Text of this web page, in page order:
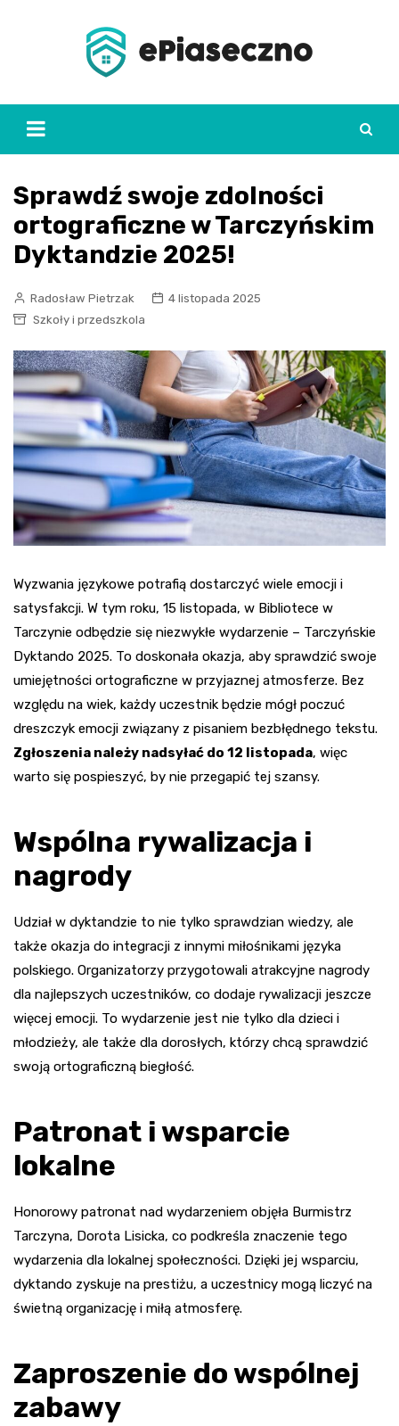
Sprawdź swoje zdolności
ortograficzne w Tarczyńskim
Dyktandzie 2025!
Radosław Pietrzak
4 listopada 2025
Szkoły i przedszkola
Wyzwania językowe potrafią dostarczyć wiele emocji i
satysfakcji. W tym roku, 15 listopada, w Bibliotece w
Tarczynie odbędzie się niezwykłe wydarzenie – Tarczyńskie
Dyktando 2025. To doskonała okazja, aby sprawdzić swoje
umiejętności ortograficzne w przyjaznej atmosferze. Bez
względu na wiek, każdy uczestnik będzie mógł poczuć
dreszczyk emocji związany z pisaniem bezbłędnego tekstu.
Zgłoszenia należy nadsyłać do 12 listopada, więc
warto się pospieszyć, by nie przegapić tej szansy.
Wspólna rywalizacja i
nagrody
Udział w dyktandzie to nie tylko sprawdzian wiedzy, ale
także okazja do integracji z innymi miłośnikami języka
polskiego. Organizatorzy przygotowali atrakcyjne nagrody
dla najlepszych uczestników, co dodaje rywalizacji jeszcze
więcej emocji. To wydarzenie jest nie tylko dla dzieci i
młodzieży, ale także dla dorosłych, którzy chcą sprawdzić
swoją ortograficzną biegłość.
Patronat i wsparcie
lokalne
Honorowy patronat nad wydarzeniem objęła Burmistrz
Tarczyna, Dorota Lisicka, co podkreśla znaczenie tego
wydarzenia dla lokalnej społeczności. Dzięki jej wsparciu,
dyktando zyskuje na prestiżu, a uczestnicy mogą liczyć na
świetną organizację i miłą atmosferę.
Zaproszenie do wspólnej
zabawy